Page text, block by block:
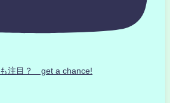
注目？ get a chance!